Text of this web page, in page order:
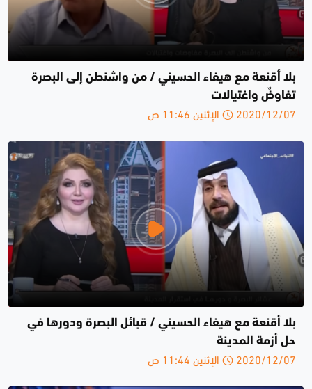
بلا أقنعة مع هيفاء الحسيني / من واشنطن إلى البصرة
تفاوضٌ واغتيالات
2020/12/07 الإثنين 11:46 ص
بلا أقنعة مع هيفاء الحسيني / قبائل البصرة ودورها في
حل أزمة المدينة
2020/12/07 الإثنين 11:44 ص